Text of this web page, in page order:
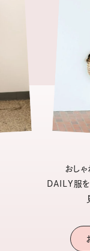
おし
DAILY服を